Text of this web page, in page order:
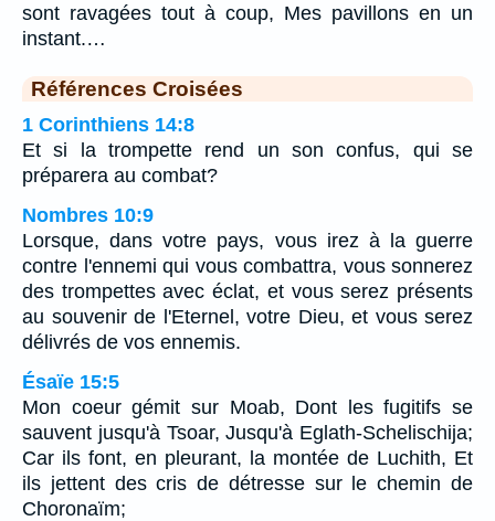
sont ravagées tout à coup, Mes pavillons en un
instant.…
Références Croisées
1 Corinthiens 14:8
Et si la trompette rend un son confus, qui se
préparera au combat?
Nombres 10:9
Lorsque, dans votre pays, vous irez à la guerre
contre l'ennemi qui vous combattra, vous sonnerez
des trompettes avec éclat, et vous serez présents
au souvenir de l'Eternel, votre Dieu, et vous serez
délivrés de vos ennemis.
Ésaïe 15:5
Mon coeur gémit sur Moab, Dont les fugitifs se
sauvent jusqu'à Tsoar, Jusqu'à Eglath-Schelischija;
Car ils font, en pleurant, la montée de Luchith, Et
ils jettent des cris de détresse sur le chemin de
Choronaïm;